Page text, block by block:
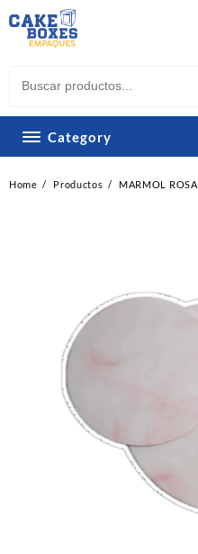
to
content
Category
Home Productos MARMOL ROSA